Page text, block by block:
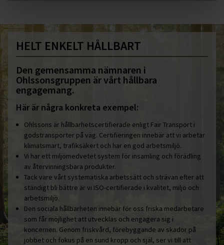
HELT ENKELT HÅLLBART
Den gemensamma nämnaren i
Ohlssonsgruppen är vårt hållbara
engagemang.
Här är några konkreta exempel:
Ohlssons är hållbarhetscertifierade enligt Fair Transport i
godstransporter på väg. Certifieringen innebär att vi arbetar
klimatsmart, trafiksäkert och har en god arbetsmiljö.
Vi har ett miljömedvetet system för insamling och förädling
av återvinningsbara produkter.
Tack vare vårt systematiska arbetssätt och strävan efter att
ständigt bli bättre är vi ISO-certifierade i kvalitet, miljö och
arbetsmiljö.
Den sociala hållbarheten innebär för oss friska medarbetare
som får möjlighet att utvecklas och engagera sig i
koncernen. Genom friskvård, förebyggande av skador på
jobbet och fokus på en sund kropp och själ, ser vi till att